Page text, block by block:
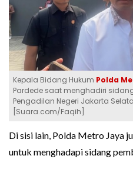
Kepala Bidang Hukum Polda
Pardede saat menghadiri
Pengadilan Negeri Jakarta
[Suara.com/Faqih]
Di sisi lain, Polda Metro Jaya
untuk menghadapi sidang